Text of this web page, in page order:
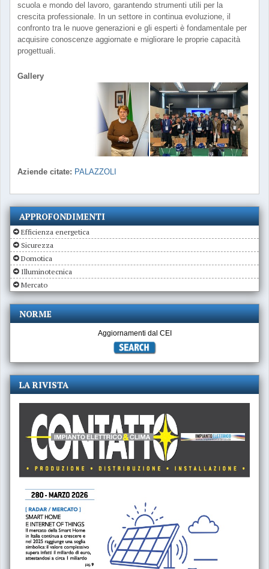
scuola e mondo del lavoro, garantendo strumenti utili per la
crescita professionale. In un settore in continua evoluzione, il
confronto tra le nuove generazioni e gli esperti è fondamentale per
acquisire conoscenze aggiornate e migliorare le proprie capacità
progettuali.
Gallery
Aziende citate: PALAZZOLI
APPROFONDIMENTI
Efficienza energetica
Sicurezza
Domotica
Illuminotecnica
Mercato
NORME
Aggiornamenti dal CEI
LA RIVISTA